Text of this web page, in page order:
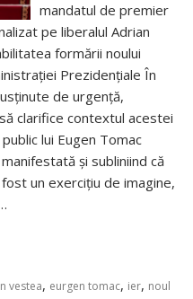
mandatul de premier
pe liberalul Adrian
formării noului
Prezidențiale În
de urgență,
clarifice contextul acestei
lui Eugen Tomac
și subliniind că
un exercițiu de imagine,
vestea, eurgen tomac, ier, noul